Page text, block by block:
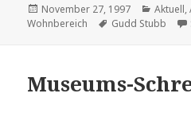
Veröffentlicht
am
November 27, 1997 Aktuell,
Wohnbereich
Schlagwörter
Gudd Stubb
Museums-